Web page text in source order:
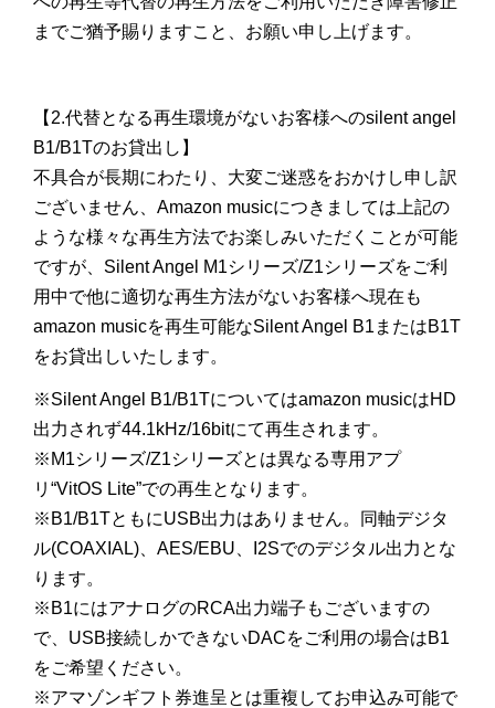
までご猶予賜りますこと、お願い申し上げます。
【2.代替となる再生環境がないお客様へのsilent angel
B1/B1Tのお貸出し】
不具合が長期にわたり、大変ご迷惑をおかけし申し訳
ございません、Amazon musicにつきましては上記の
ような様々な再生方法でお楽しみいただくことが可能
ですが、Silent Angel M1シリーズ/Z1シリーズをご利
用中で他に適切な再生方法がないお客様へ現在も
amazon musicを再生可能なSilent Angel B1またはB1T
をお貸出しいたします。
※Silent Angel B1/B1Tについてはamazon musicはHD
出力されず44.1kHz/16bitにて再生されます。
※M1シリーズ/Z1シリーズとは異なる専用アプ
リ“VitOS Lite”での再生となります。
※B1/B1TともにUSB出力はありません。同軸デジタ
ル(COAXIAL)、AES/EBU、I2Sでのデジタル出力とな
ります。
※B1にはアナログのRCA出力端子もございますの
で、USB接続しかできないDACをご利用の場合はB1
をご希望ください。
※アマゾンギフト券進呈とは重複してお申込み可能で